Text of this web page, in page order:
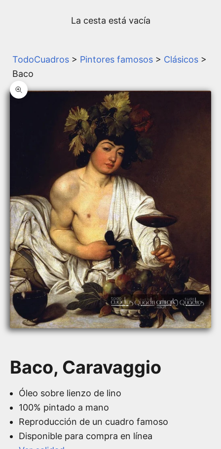
La cesta está vacía
TodoCuadros > Pintores famosos > Clásicos >
Baco
Zoom
Baco, Caravaggio
Óleo sobre lienzo de lino
100% pintado a mano
Reproducción de un cuadro famoso
Disponible para compra en línea